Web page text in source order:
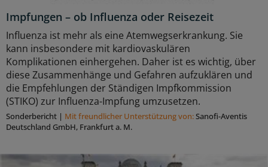
Impfungen – ob Influenza oder Reisezeit
Influenza ist mehr als eine Atemwegserkrankung. Sie
kann insbesondere mit kardiovaskulären
Komplikationen einhergehen. Daher ist es wichtig, über
diese Zusammenhänge und Gefahren aufzuklären und
die Empfehlungen der Ständigen Impfkommission
(STIKO) zur Influenza-Impfung umzusetzen.
Sonderbericht | Mit freundlicher Unterstützung von:Sanofi-Aventis
Deutschland GmbH, Frankfurt a. M.